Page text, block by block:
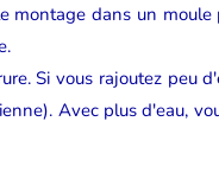
montage dans un
Si vous rajoutez peu
Avec plus d'eau,